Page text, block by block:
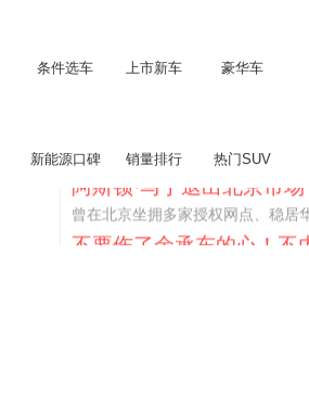
条件选车 上市新车 豪华车
新能源口碑 销量排行 热门SUV